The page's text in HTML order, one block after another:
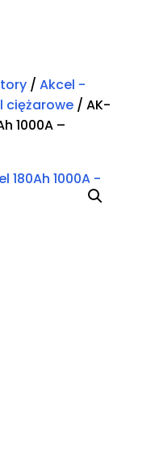
/ Akcel -
ciężarowe/ AK-
1000A –